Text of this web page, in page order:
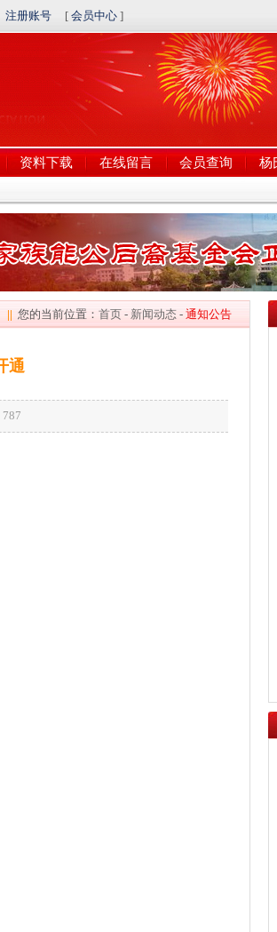
资料下载 在线留言 会员查询 杨
|| 您的当前位置： 首页- 新闻动态- 通知公告
通
787